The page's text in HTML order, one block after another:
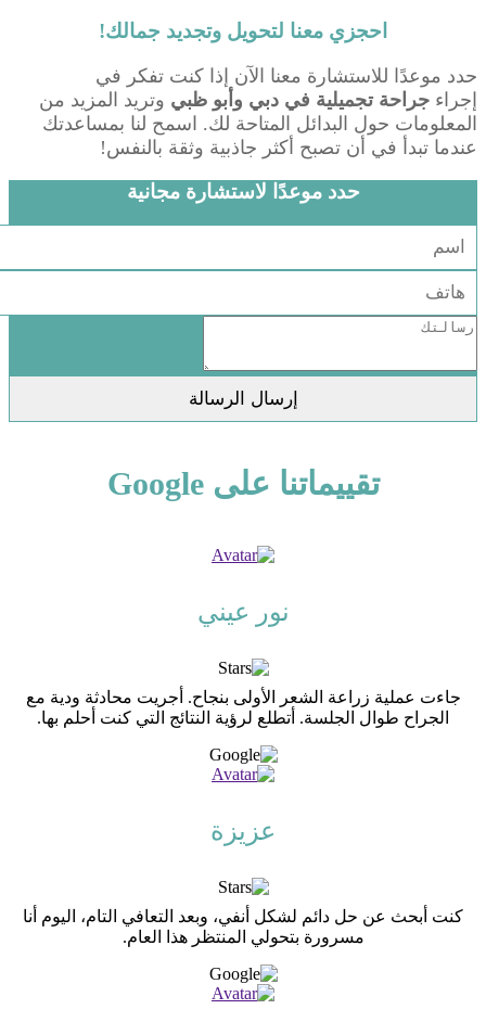
احجزي معنا لتحويل وتجديد جمالك!
حدد موعدًا للاستشارة معنا الآن إذا كنت تفكر في
إجراء جراحة تجميلية في دبي وأبو ظبي وتريد المزيد من
المعلومات حول البدائل المتاحة لك. اسمح لنا بمساعدتك
عندما تبدأ في أن تصبح أكثر جاذبية وثقة بالنفس!
حدد موعدًا لاستشارة مجانية
تقييماتنا على Google
نور عيني
جاءت عملية زراعة الشعر الأولى بنجاح. أجريت محادثة ودية مع
الجراح طوال الجلسة. أتطلع لرؤية النتائج التي كنت أحلم بها.
عزيزة
كنت أبحث عن حل دائم لشكل أنفي، وبعد التعافي التام، اليوم أنا
مسرورة بتحولي المنتظر هذا العام.